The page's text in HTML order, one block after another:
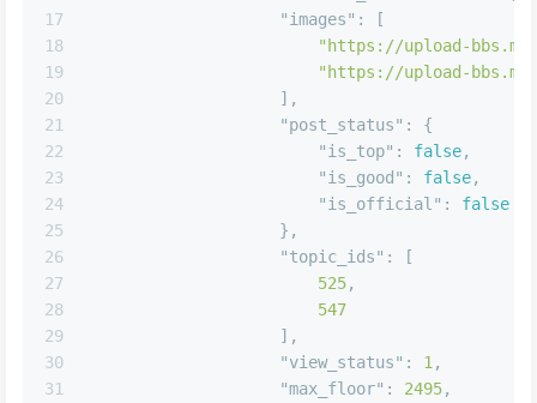
16
17
18
19
20
21
22
23
24
25
26
27
28
29
30
"created_at"
"images":
[
"https://upload-
],
"post_status"
{
"is_top": false,
"is_good": false,
},
"topic_ids"
525
],
"view_status" : 1,